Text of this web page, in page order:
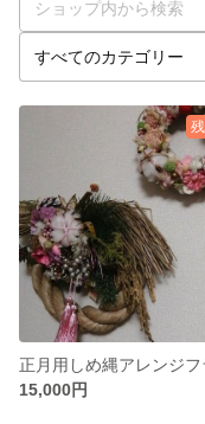
正月用しめ縄アレンジフ
15,000円